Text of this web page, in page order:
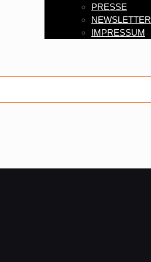
PRESSE
NEWSLETTER
IMPRESSUM